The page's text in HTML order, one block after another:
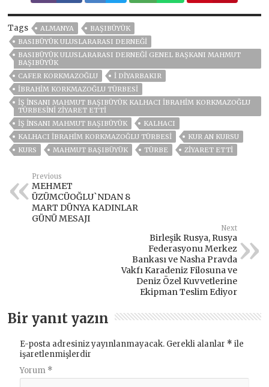
Tags ALMANYA
BAŞIBÜYÜK
BASIBÜYÜK ULUSLARARASI DERNEĞI
BASIBÜYÜK ULUSLARARASI DERNEĞI GENEL BAŞKANI MAHMUT
BAŞIBÜYÜK
CAFER KORKMAZOĞLU
I DIYARBAKIR
İBRAHIM KORKMAZOĞLU TÜRBESI
İŞ İNSANI MAHMUT BAŞIBÜYÜK KALHACI İBRAHİM KORKMAZOĞLU
TÜRBESİNİ ZİYARET ETTİ
İŞ İNSANI MAHMUT BAŞIBÜYÜK
KALHACI
KALHACI İBRAHIM KORKMAZOĞLU TÜRBESI
KUR AN KURSU
KURS
MAHMUT BAŞIBÜYÜK TÜRBE ZİYARET ETTİ
Previous
MEHMET
ÜZÜMCÜOĞLU`NDAN 8
MART DÜNYA KADINLAR
GÜNÜ MESAJI
Next
Birleşik Rusya, Rusya
Federasyonu Merkez
Bankası ve Nasha Pravda
Vakfı Karadeniz Filosuna ve
Deniz Özel Kuvvetlerine
Ekipman Teslim Ediyor
Bir yanıt yazın
E-posta adresiniz yayınlanmayacak. Gerekli alanlar * ile
işaretlenmişlerdir
Yorum *